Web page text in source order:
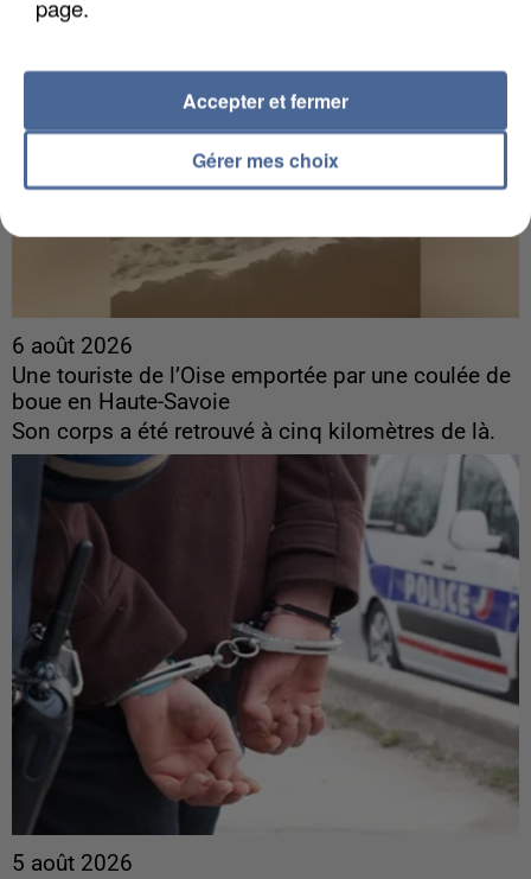
6 août 2026
Une touriste de l’Oise emportée par une coulée de
boue en Haute-Savoie
Son corps a été retrouvé à cinq kilomètres de là.
5 août 2026
page.
Gérer mes choix
Accepter et fermer